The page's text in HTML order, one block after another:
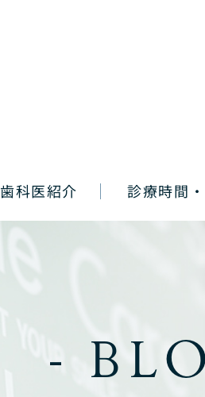
歯科医紹介 診療時間
-